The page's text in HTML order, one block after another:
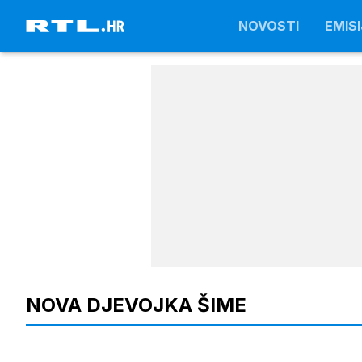
NOVOSTI
NOVA DJEVOJKA ŠIME
NOVOSTI